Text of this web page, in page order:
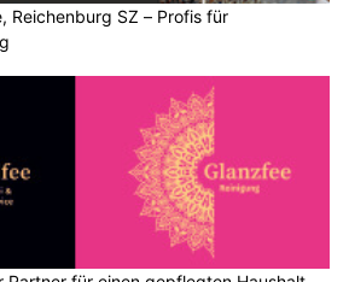
Reichenburg SZ – Profis für